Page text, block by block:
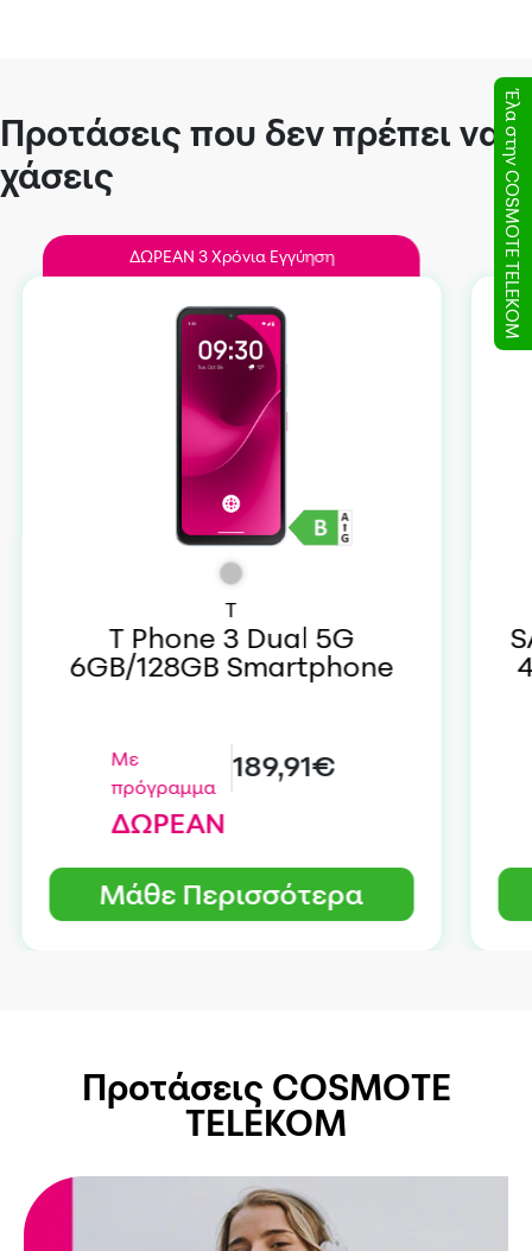
Προτάσεις που δεν πρέπει να
χάσεις
ΔΩΡEAN 3 Χρόνια Εγγύηση
T
T Phone 3 Dual 5G
6GB/128GB Smartphone
Με
πρόγραμμα
ΔΩΡΕΑΝ
189,91€
Μάθε Περισσότερα
Προτάσεις COSMOTE
TELEKOM
Έλα στην COSMOTE TELEKOM